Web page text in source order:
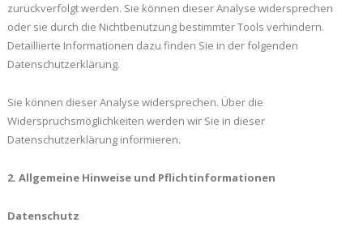
zurückverfolgt werden. Sie können dieser Analyse widersprechen
oder sie durch die Nichtbenutzung bestimmter Tools verhindern.
Detaillierte Informationen dazu finden Sie in der folgenden
Datenschutzerklärung.
Sie können dieser Analyse widersprechen. Über die
Widerspruchsmöglichkeiten werden wir Sie in dieser
Datenschutzerklärung informieren.
2. Allgemeine Hinweise und Pflichtinformationen
Datenschutz